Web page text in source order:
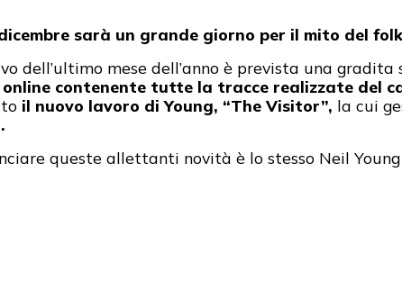
sarà un grande giorno per il mito del
dell’ultimo mese dell’anno è prevista una
contenente tutte la tracce realizzate del
il nuovo lavoro di Young, “The Visitor”, la cui
queste allettanti novità è lo stesso Neil